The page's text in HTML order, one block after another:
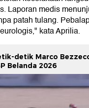
Laporan medis
patah tulang.
kata Aprilia.
detik Marco
Belanda 2026